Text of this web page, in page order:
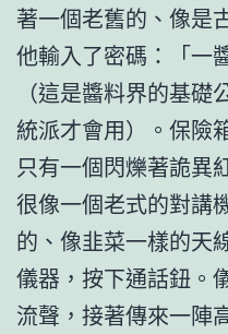
著一個老舊的、像是
他輸入了密碼：「一
（這是醬料界的基
統派才會用）。保險
只有一個閃爍著詭異
很像一個老式的對講
的、像韭菜一樣的天
儀器，按下通話鈕
流聲，接著傳來一陣